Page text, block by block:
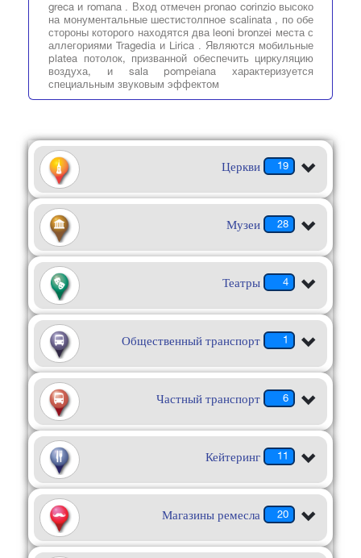
greca и romana . Вход отмечен pronao corinzio высоко
на монументальные шестистолпное scalinata , по обе
стороны которого находятся два leoni bronzei места с
аллегориями Tragedia и Lirica . Являются мобильные
platea потолок, призванной обеспечить циркуляцию
воздуха, и sala pompeiana характеризуется
специальным звуковым эффектом
19
Церкви
28
Музеи
4
Театры
1
Общественный транспорт
6
Частный транспорт
11
Кейтеринг
20
Магазины ремесла